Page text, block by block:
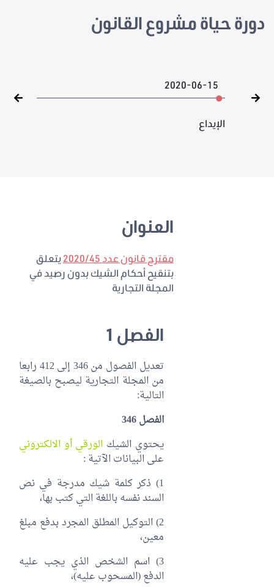
دورة حياة مشروع القانون
2020-06-15
الإيداع
العنوان
مقترح قانون عدد 2020/45
يتعلق
بتنقيح أحكام الشيك بدون رصيد في
المجلة التجارية
الفصل 1
تعديل الفصول من 346 إلى 412 رابعا
من المجلة التجارية ليصبح بالصيغة
التالية:
الفصل 346
يحتوي الشيك الورقي أو الالكتروني
على البيانات الآتية :
1) ذكر كلمة شيك مدرجة في نص
السند نفسه باللغة التي كتب بها،
2) التوكيل المطلق المجرد بدفع مبلغ
معين،
3) اسم الشخص الذي يجب عليه
الدفع (المسحوب عليه)،